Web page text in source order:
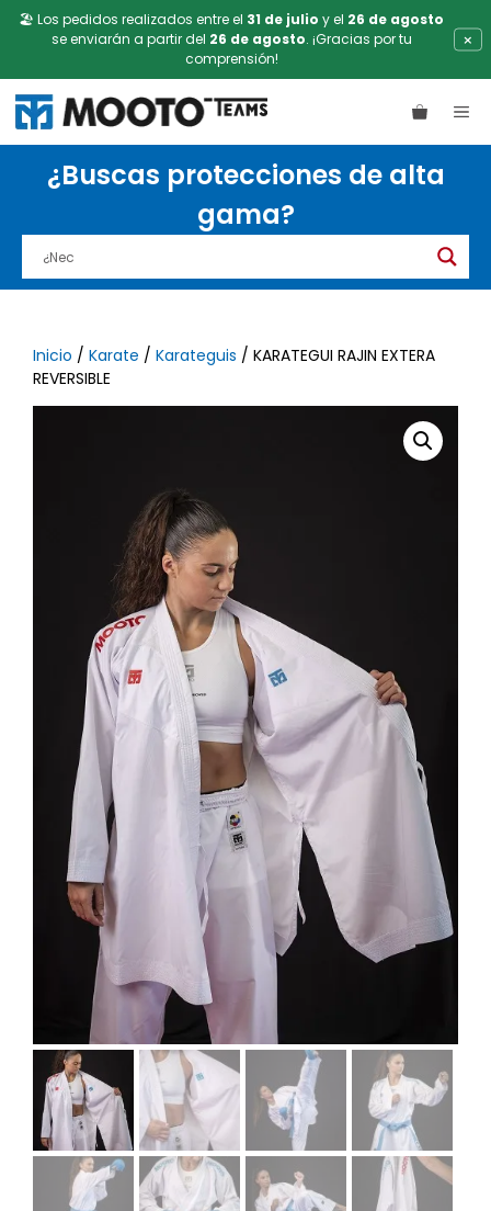
🏖️ Los pedidos realizados entre el 31 de julio y el 26 de agosto
se enviarán a partir del 26 de agosto. ¡Gracias por tu
comprensión!
×
Saltar
contenido
¿Buscas protecciones de alta
gama?
Inicio / Karate / Karateguis / KARATEGUI RAJIN EXTERA
REVERSIBLE